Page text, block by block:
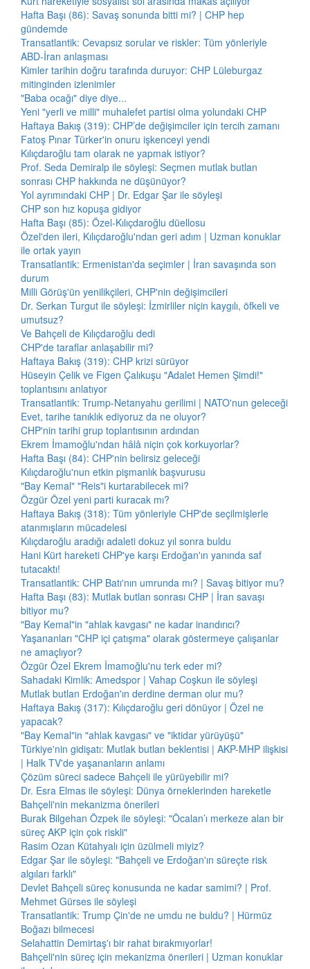
Hafta Başı (86): Savaş sonunda bitti mi? | CHP hep
gündemde
Transatlantik: Cevapsız sorular ve riskler: Tüm yönleriyle
ABD-İran anlaşması
Kimler tarihin doğru tarafında duruyor: CHP Lüleburgaz
mitinginden izlenimler
"Baba ocağı" diye diye...
Yeni "yerli ve milli" muhalefet partisi olma yolundaki CHP
Haftaya Bakış (319): CHP’de değişimciler için tercih zamanı
Fatoş Pınar Türker'in onuru işkenceyi yendi
Kılıçdaroğlu tam olarak ne yapmak istiyor?
Prof. Seda Demiralp ile söyleşi: Seçmen mutlak butlan
sonrası CHP hakkında ne düşünüyor?
Yol ayrımındaki CHP | Dr. Edgar Şar ile söyleşi
CHP son hız kopuşa gidiyor
Hafta Başı (85): Özel-Kılıçdaroğlu düellosu
Özel'den ileri, Kılıçdaroğlu'ndan geri adım | Uzman konuklar
ile ortak yayın
Transatlantik: Ermenistan'da seçimler | İran savaşında son
durum
Milli Görüş'ün yenilikçileri, CHP'nin değişimcileri
Dr. Serkan Turgut ile söyleşi: İzmirliler niçin kaygılı, öfkeli ve
umutsuz?
Ve Bahçeli de Kılıçdaroğlu dedi
CHP'de taraflar anlaşabilir mi?
Haftaya Bakış (319): CHP krizi sürüyor
Hüseyin Çelik ve Figen Çalıkuşu "Adalet Hemen Şimdi!"
toplantısını anlatıyor
Transatlantik: Trump-Netanyahu gerilimi | NATO'nun geleceği
Evet, tarihe tanıklık ediyoruz da ne oluyor?
CHP'nin tarihi grup toplantısının ardından
Ekrem İmamoğlu'ndan hâlâ niçin çok korkuyorlar?
Hafta Başı (84): CHP'nin belirsiz geleceği
Kılıçdaroğlu'nun etkin pişmanlık başvurusu
"Bay Kemal" "Reis"i kurtarabilecek mi?
Özgür Özel yeni parti kuracak mı?
Haftaya Bakış (318): Tüm yönleriyle CHP'de seçilmişlerle
atanmışların mücadelesi
Kılıçdaroğlu aradığı adaleti dokuz yıl sonra buldu
Hani Kürt hareketi CHP'ye karşı Erdoğan'ın yanında saf
tutacaktı!
Transatlantik: CHP Batı'nın umrunda mı? | Savaş bitiyor mu?
Hafta Başı (83): Mutlak butlan sonrası CHP | İran savaşı
bitiyor mu?
"Bay Kemal"in "ahlak kavgası" ne kadar inandırıcı?
Yaşananları "CHP içi çatışma" olarak göstermeye çalışanlar
ne amaçlıyor?
Özgür Özel Ekrem İmamoğlu'nu terk eder mi?
Sahadaki Kimlik: Amedspor | Vahap Coşkun ile söyleşi
Mutlak butlan Erdoğan'ın derdine derman olur mu?
Haftaya Bakış (317): Kılıçdaroğlu geri dönüyor | Özel ne
yapacak?
"Bay Kemal"in "ahlak kavgası" ve "iktidar yürüyüşü"
Türkiye'nin gidişatı: Mutlak butlan beklentisi | AKP-MHP ilişkisi
| Halk TV'de yaşananların anlamı
Çözüm süreci sadece Bahçeli ile yürüyebilir mi?
Dr. Esra Elmas ile söyleşi: Dünya örneklerinden hareketle
Bahçeli'nin mekanizma önerileri
Burak Bilgehan Özpek ile söyleşi: "Öcalan’ı merkeze alan bir
süreç AKP için çok riskli"
Rasim Ozan Kütahyalı için üzülmeli miyiz?
Edgar Şar ile söyleşi: "Bahçeli ve Erdoğan'ın süreçte risk
algıları farklı"
Devlet Bahçeli süreç konusunda ne kadar samimi? | Prof.
Mehmet Gürses ile söyleşi
Transatlantik: Trump Çin'de ne umdu ne buldu? | Hürmüz
Boğazı bilmecesi
Selahattin Demirtaş'ı bir rahat bırakmıyorlar!
Bahçeli'nin süreç için mekanizma önerileri | Uzman konuklar